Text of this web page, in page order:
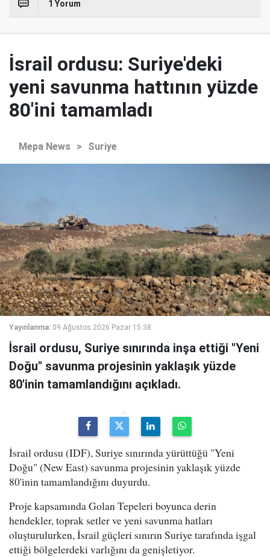
1 Yorum
İsrail ordusu: Suriye'deki
yeni savunma hattının yüzde
80'ini tamamladı
Mepa News > Suriye
Yayınlanma: 09 Ağustos 2026 Pazar 15:38
İsrail ordusu, Suriye sınırında inşa ettiği "Yeni
Doğu" savunma projesinin yaklaşık yüzde
80'inin tamamlandığını açıkladı.
İsrail ordusu (IDF), Suriye sınırında yürüttüğü "Yeni
Doğu" (New East) savunma projesinin yaklaşık yüzde
80'inin tamamlandığını duyurdu.
Proje kapsamında Golan Tepeleri boyunca derin
hendekler, toprak setler ve yeni savunma hatları
oluşturulurken, İsrail güçleri sınırın Suriye tarafında işgal
ettiği bölgelerdeki varlığını da genişletiyor.